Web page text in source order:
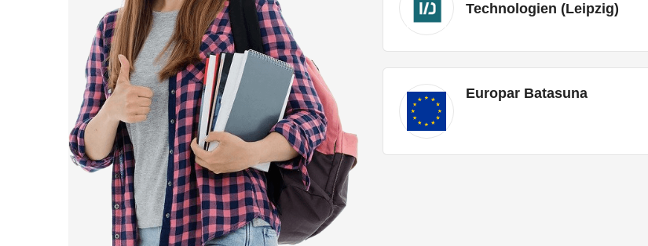
Technologien (Leipzig)
Europar Batasuna